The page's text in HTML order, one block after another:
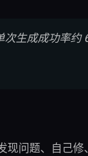
生成成功率约
现问题、自己修